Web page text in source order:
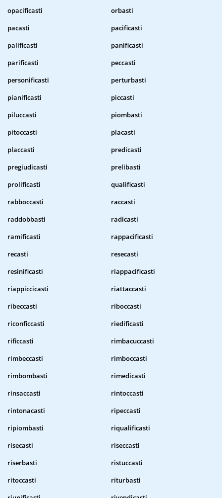
opacificasti
orbasti
pacasti
pacificasti
palificasti
panificasti
parificasti
peccasti
personificasti
perturbasti
pianificasti
piccasti
piluccasti
piombasti
pitoccasti
placasti
placcasti
predicasti
pregiudicasti
prelibasti
prolificasti
qualificasti
rabboccasti
raccasti
raddobbasti
radicasti
ramificasti
rappacificasti
recasti
resecasti
resinificasti
riappacificasti
riappiccicasti
riattaccasti
ribeccasti
riboccasti
riconficcasti
riedificasti
rificcasti
rimbacuccasti
rimbeccasti
rimboccasti
rimbombasti
rimedicasti
rinsaccasti
rintoccasti
rintonacasti
ripeccasti
ripiombasti
riqualificasti
risecasti
riseccasti
riserbasti
ristuccasti
ritoccasti
riturbasti